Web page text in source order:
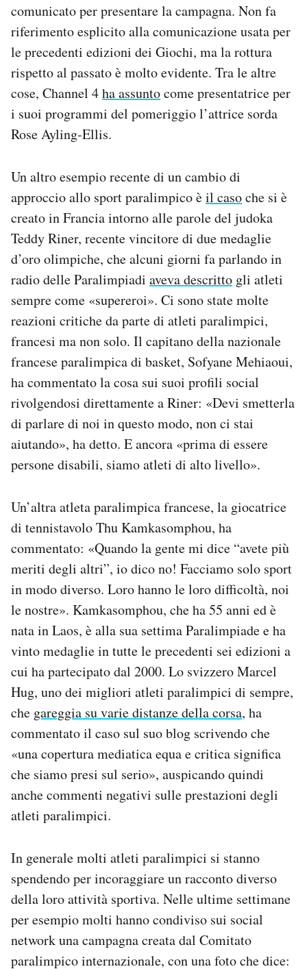
comunicato per presentare la campagna. Non fa
riferimento esplicito alla comunicazione usata per
le precedenti edizioni dei Giochi, ma la rottura
rispetto al passato è molto evidente. Tra le altre
cose, Channel 4ha assuntocome presentatrice per
i suoi programmi del pomeriggio l’attrice sorda
Rose Ayling-Ellis.
Un altro esempio recente di un cambio di
approccio allo sport paralimpico èil casoche si è
creato in Francia intorno alle parole del judoka
Teddy Riner, recente vincitore di due medaglie
d’oro olimpiche, che alcuni giorni fa parlando in
radio delle Paralimpiadi aveva descritto gli atleti
sempre come «supereroi». Ci sono state molte
reazioni critiche da parte di atleti paralimpici,
francesi ma non solo. Il capitano della nazionale
francese paralimpica di basket, Sofyane Mehiaoui,
ha commentato la cosa sui suoi profili social
rivolgendosi direttamente a Riner: «Devi smetterla
di parlare di noi in questo modo, non ci stai
aiutando», ha detto. E ancora «prima di essere
persone disabili, siamo atleti di alto livello».
Un’altra atleta paralimpica francese, la giocatrice
di tennistavolo Thu Kamkasomphou, ha
commentato: «Quando la gente mi dice “avete più
meriti degli altri”, io dico no! Facciamo solo sport
in modo diverso. Loro hanno le loro difficoltà, noi
le nostre». Kamkasomphou, che ha 55 anni ed è
nata in Laos, è alla sua settima Paralimpiade e ha
vinto medaglie in tutte le precedenti sei edizioni a
cui ha partecipato dal 2000. Lo svizzero Marcel
Hug, uno dei migliori atleti paralimpici di sempre,
che gareggia su varie distanze della corsa, ha
commentato il caso sul suo blog scrivendo che
«una copertura mediatica equa e critica significa
che siamo presi sul serio», auspicando quindi
anche commenti negativi sulle prestazioni degli
atleti paralimpici.
In generale molti atleti paralimpici si stanno
spendendo per incoraggiare un racconto diverso
della loro attività sportiva. Nelle ultime settimane
per esempio molti hanno condiviso sui social
network una campagna creata dal Comitato
paralimpico internazionale, con una foto che dice: